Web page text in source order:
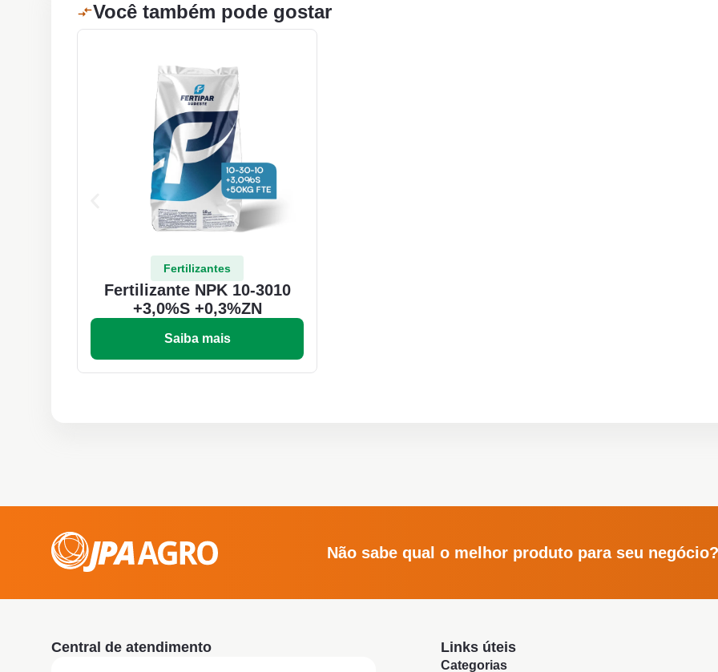
Você também pode gostar
Fertilizantes
Fertilizante NPK 10-3010
+3,0%S +0,3%ZN
Saiba mais
Não sabe qual o melhor produto para seu negócio?
Central de atendimento Links úteis
Categorias